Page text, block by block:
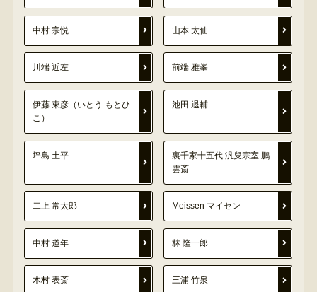
中村 宗悦 山本 太仙
川端 近左 前端 雅峯
伊藤 東彦（いとう もとひ
こ）
池田 退輔
坪島 土平
裏千家十五代 汎叟宗室 鵬
雲斎
二上 常太郎 Meissen マイセン
中村 道年 林 隆一郎
木村 表斎 三浦 竹泉